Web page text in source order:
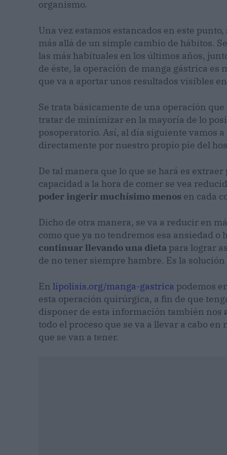
organismo.
Una vez estamos estancados en este
más allá de un simple cambio de hábitos.
las más habituales en los últimos años,
de éste, la operación de manga gástrica es
que va a aportar unos resultados visibles
Se trata básicamente de una operación
tratar de minimizar en la mayoría de lo
posoperatorio. Así, al día siguiente vamos
directamente por nuestro propio pie del
De tal manera que lo que se hará es
capacidad a la hora de comer se vea
poder ingerir muchísimo menos en cada
Dicho de otra manera, se va a reducir en
como que ya no tendremos esa ansiedad
continuar llevando una dieta para lograr
de no tener siempre hambre. Es la
En lipolisis.org/manga-gastrica podemos
esta operación quirúrgica, a fin de que
disponer de esta información también nos
todo el proceso que se va a llevar a cabo
que se van a tener.